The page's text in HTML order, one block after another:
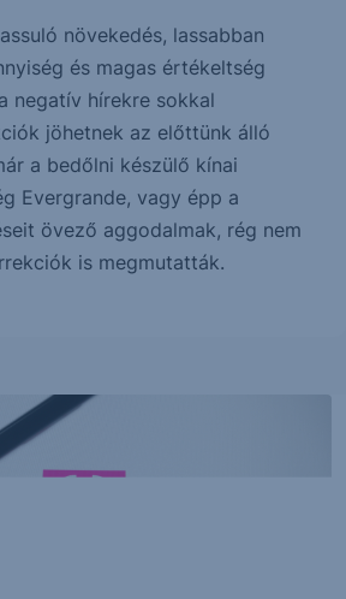
növekedés, lassabban
és magas értékeltség
negatív hírekre sokkal
jöhetnek az előttünk álló
a bedőlni készülő kínai
Evergrande, vagy épp a
övező aggodalmak, rég nem
is megmutatták.